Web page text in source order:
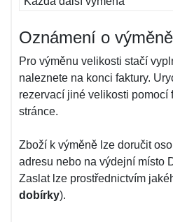
Oznámení o
Pro výměnu velikosti stačí
naleznete na konci faktury.
rezervací jiné velikosti pomocí
stránce.
Zboží k výměně lze doručit
adresu nebo na výdejní místo
Zaslat lze prostřednictvím
dobírky).